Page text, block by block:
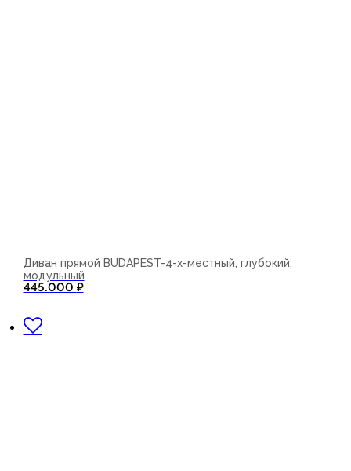
Диван прямой BUDAPEST-4-х-местный, глубокий.
модульный
445.000 ₽